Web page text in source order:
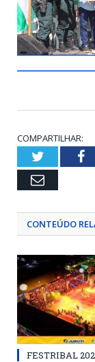
COMPARTILHAR:
Twitter
Email
CONTEÚDO
FESTRIBAL